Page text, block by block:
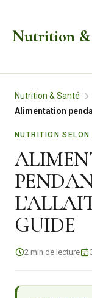
Nutrition &
Nutrition & Santé
Alimentation
NUTRITION SELON
GUIDE
2 min de lecture